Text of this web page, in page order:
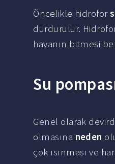
Öncelikle hidrofor
durdurulur.
havanın bitmesi
Su
Genel olarak
olmasına neden
çok ısınması ve